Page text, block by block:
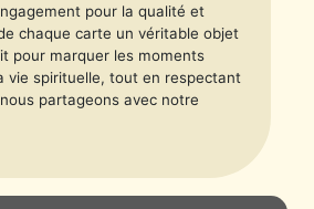
pour la qualité et
chaque carte un véritable objet
pour marquer les moments
vie spirituelle, tout en respectant
partageons avec notre